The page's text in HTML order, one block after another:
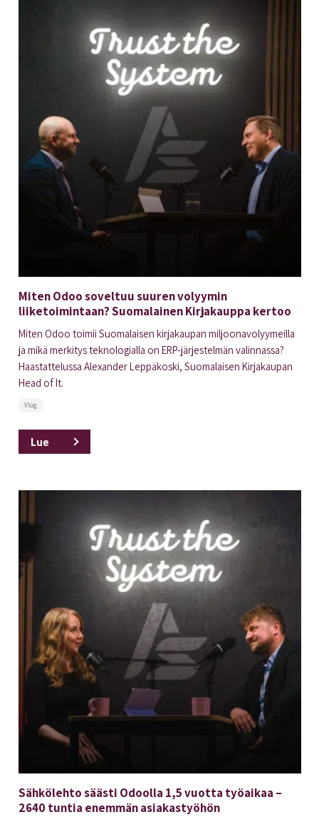
Miten Odoo soveltuu suuren volyymin
liiketoimintaan? Suomalainen Kirjakauppa kertoo
Miten Odoo toimii Suomalaisen kirjakaupan miljoonavolyymeilla
ja mikä merkitys teknologialla on ERP-järjestelmän valinnassa?
Haastattelussa Alexander Leppäkoski, Suomalaisen Kirjakaupan
Head of It.
Vlog
Lue
Sähkölehto säästi Odoolla 1,5 vuotta työaikaa –
2640 tuntia enemmän asiakastyöhön